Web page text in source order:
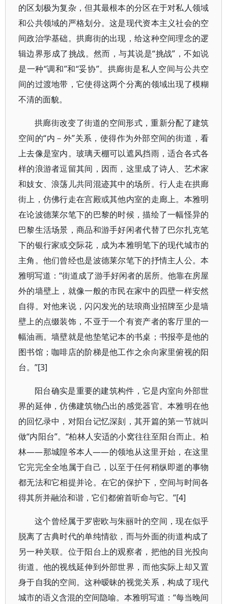
的区划极为复杂，但其最根本的分区在于对私人领域
和公共领域的严格划分。这是现代资本主义社会的空
间政治学基础。拱廊街的出现，给这种空间理念的逻
辑边界形成了挑战。然而，与其说是“挑战”，不如说
是一种“调和”和“妥协”。拱廊街是私人空间与公共空
间的过渡地带，它使得这两个分离的领域出现了模糊
不清的面貌。
拱廊街改变了街道的空间形式，重新分配了建筑
空间的“内－外”关系，使得作为外部空间的街道，看
上去像是室内。玻璃天棚可以遮风挡雨，适合各式各
样的浪游者逗留其间，因而，这里成了诗人、艺术家
和妓女、浪荡儿共同混迹其中的场所。行人走在拱廊
街上，仿佛行走在宫殿或其他内室的走廊上。本雅明
在论波德莱尔笔下的巴黎的时候，描绘了一幅怪异的
巴黎生活场景，商品和游手好闲者代替了巴尔扎克笔
下的银行家或交际花，成为本雅明笔下的现代城市的
主角。他们曾经也是波德莱尔笔下的抒情主人公。本
雅明写道：“街道成了游手好闲者的居所。他靠在房屋
外的墙壁上，就像一般的市民在家中的四壁一样安然
自得。对他来说，闪闪发光的珐琅商业招牌至少是墙
壁上的点缀装饰，不亚于一个有资产者的客厅里的一
幅油画。墙壁就是他垫笔记本的书桌；书报亭是他的
图书馆；咖啡店的阶梯是他工作之余向家里俯视的阳
台。”[3]
阳台确实是重要的建筑构件，它是内室向外部世
界的延伸，仿佛建筑物凸出的感觉器官。本雅明在他
的回忆录中，对阳台记忆深刻，其开篇的第一节就叫
做“内阳台”。“柏林人安适的小窝往往至阳台而止。柏
林——那城隍爷本人——的领地从这里开始，在这里
它完完全全地属于自己，以至于任何稍纵即逝的事物
都无法和它相提并论。在它的保护下，空间与时间各
得其所并融洽和谐，它们都俯首听命与它。”[4]
这个曾经属于罗密欧与朱丽叶的空间，现在似乎
脱离了古典时代的单纯情欲，而与外面的街道构成了
另一种关联。位于阳台上的观察者，把他的目光投向
街道。他的视线延伸到外部世界，而他实际上却又置
身于自我的空间。这种暧昧的视觉关系，构成了现代
城市的语义含混的空间隐喻。本雅明写道：“每当晚间